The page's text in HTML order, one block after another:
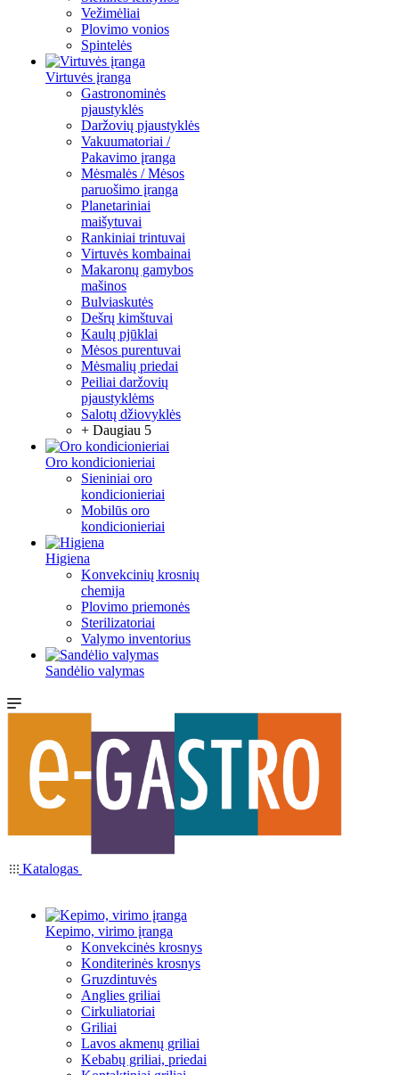
Vežimėliai
Plovimo vonios
Spintelės
Virtuvės įranga
Gastronominės
pjaustyklės
Daržovių pjaustyklės
Vakuumatoriai /
Pakavimo įranga
Mėsmalės / Mėsos
paruošimo įranga
Planetariniai
maišytuvai
Rankiniai trintuvai
Virtuvės kombainai
Makaronų gamybos
mašinos
Bulviaskutės
Dešrų kimštuvai
Kaulų pjūklai
Mėsos purentuvai
Mėsmalių priedai
Peiliai daržovių
pjaustyklėms
Salotų džiovyklės
+ Daugiau 5
Oro kondicionieriai
Sieniniai oro
kondicionieriai
Mobilūs oro
kondicionieriai
Higiena
Konvekcinių krosnių
chemija
Plovimo priemonės
Sterilizatoriai
Valymo inventorius
Sandėlio valymas
Katalogas
Kepimo, virimo įranga
Konvekcinės krosnys
Konditerinės krosnys
Gruzdintuvės
Anglies griliai
Cirkuliatoriai
Griliai
Lavos akmenų griliai
Kebabų griliai, priedai